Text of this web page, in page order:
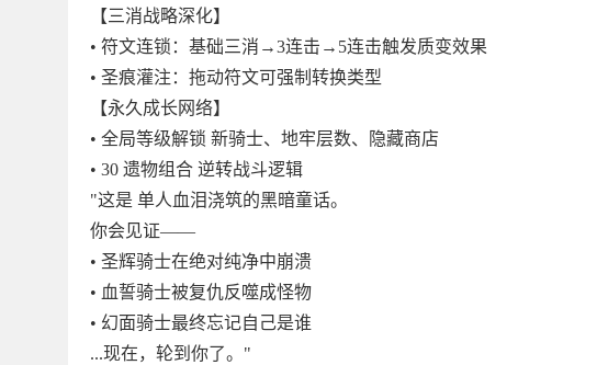
【三消战略深化】
• 符文连锁：基础三消→3连击→5连击触发质变效果
• 圣痕灌注：拖动符文可强制转换类型
【永久成长网络】
• 全局等级解锁 新骑士、地牢层数、隐藏商店
• 30 遗物组合 逆转战斗逻辑
"这是 单人血泪浇筑的黑暗童话。
你会见证——
• 圣辉骑士在绝对纯净中崩溃
• 血誓骑士被复仇反噬成怪物
• 幻面骑士最终忘记自己是谁
...现在，轮到你了。"